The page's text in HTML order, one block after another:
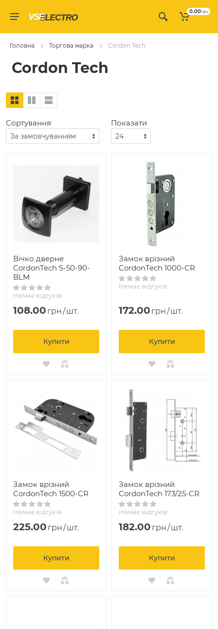
0.00грн
Головна Торгова марка Cordon Tech
Cordon Tech
Сортування Показати
Вічко дверне
CordonTech S-50-90-
BLM
Немає відгуків
108.00 грн/шт.
Купити
Замок врізний
CordonTech 1000-CR
Немає відгуків
172.00 грн/шт.
Купити
Замок врізний
CordonTech 1500-CR
Немає відгуків
225.00 грн/шт.
Купити
Замок врізний
CordonTech 173/25-CR
Немає відгуків
182.00 грн/шт.
Купити